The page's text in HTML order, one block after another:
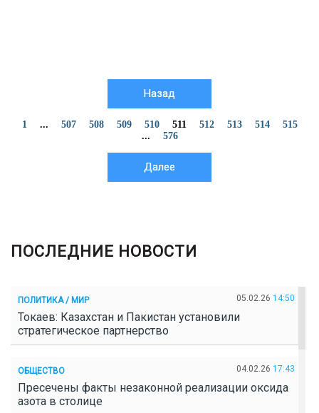
Назад
1 ... 507 508 509 510 511 512 513 514
515
...
576
Далее
ПОСЛЕДНИЕ НОВОСТИ
ПОЛИТИКА / МИР 05.02.26 14:50
Токаев: Казахстан и Пакистан установили
стратегическое партнерство
ОБЩЕСТВО 04.02.26 17:43
Пресечены факты незаконной реализации оксида
азота в столице